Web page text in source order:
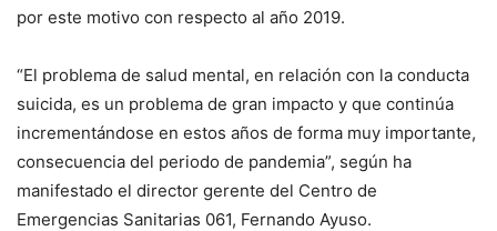
por este motivo con respecto al año 2019.
“El problema de salud mental, en relación con la conducta
suicida, es un problema de gran impacto y que continúa
incrementándose en estos años de forma muy importante,
consecuencia del periodo de pandemia”, según ha
manifestado el director gerente del Centro de
Emergencias Sanitarias 061, Fernando Ayuso.